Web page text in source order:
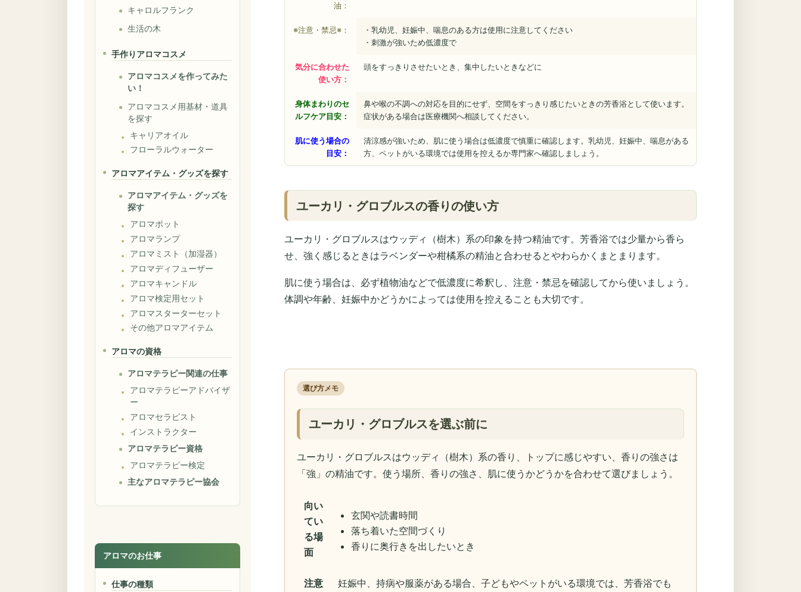
油：
※注意・禁忌※：
・乳幼児、妊娠中、喘息のある方は使用に注意してください
・刺激が強いため低濃度で
気分に合わせた
使い方：
頭をすっきりさせたいとき、集中したいときなどに
身体まわりのセ
ルフケア目安：
鼻や喉の不調への対応を目的にせず、空間をすっきり感じたいときの芳香浴として使います。
症状がある場合は医療機関へ相談してください。
肌に使う場合の
目安：
清涼感が強いため、肌に使う場合は低濃度で慎重に確認します。乳幼児、妊娠中、喘息がある
方、ペットがいる環境では使用を控えるか専門家へ確認しましょう。
ユーカリ・グロブルスの香りの使い方
ユーカリ・グロブルスはウッディ（樹木）系の印象を持つ精油です。芳香浴では少量から香ら
せ、強く感じるときはラベンダーや柑橘系の精油と合わせるとやわらかくまとまります。
肌に使う場合は、必ず植物油などで低濃度に希釈し、注意・禁忌を確認してから使いましょう。
体調や年齢、妊娠中かどうかによっては使用を控えることも大切です。
選び方メモ
ユーカリ・グロブルスを選ぶ前に
ユーカリ・グロブルスはウッディ（樹木）系の香り、トップに感じやすい、香りの強さは
「強」の精油です。使う場所、香りの強さ、肌に使うかどうかを合わせて選びましょう。
向い
てい
る場
面
玄関や読書時間
落ち着いた空間づくり
香りに奥行きを出したいとき
注意
妊娠中、持病や服薬がある場合、子どもやペットがいる環境では、芳香浴でも
キャロルフランク
生活の木
手作りアロマコスメ
アロマコスメを作ってみた
い！
アロマコスメ用基材・道具
を探す
キャリアオイル
フローラルウォーター
アロマアイテム・グッズを探す
アロマアイテム・グッズを
探す
アロマポット
アロマランプ
アロマミスト（加湿器）
アロマディフューザー
アロマキャンドル
アロマ検定用セット
アロマスターターセット
その他アロマアイテム
アロマの資格
アロマテラピー関連の仕事
アロマテラピーアドバイザ
ー
アロマセラピスト
インストラクター
アロマテラピー資格
アロマテラピー検定
主なアロマテラピー協会
アロマのお仕事
仕事の種類